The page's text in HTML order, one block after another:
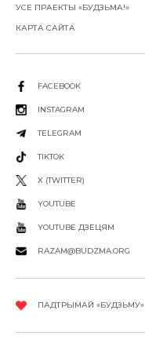
УСЕ ПРАЕКТЫ «БУДЗЬМА!»
КАРТА САЙТА
FACEBOOK
INSTAGRAM
TELEGRAM
TIKTOK
X (TWITTER)
YOUTUBE
YOUTUBE ДЗЕЦЯМ
RAZAM@BUDZMA.ORG
ПАДТРЫМАЙ «БУДЗЬМУ»